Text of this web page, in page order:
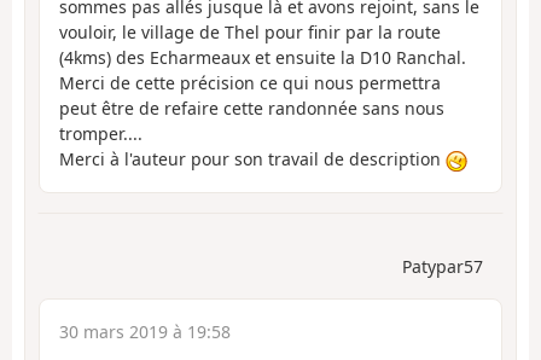
sommes pas allés jusque là et avons rejoint, sans le
vouloir, le village de Thel pour finir par la route
(4kms) des Echarmeaux et ensuite la D10 Ranchal.
Merci de cette précision ce qui nous permettra
peut être de refaire cette randonnée sans nous
tromper....
Merci à l'auteur pour son travail de description
Patypar57
30 mars 2019 à 19:58